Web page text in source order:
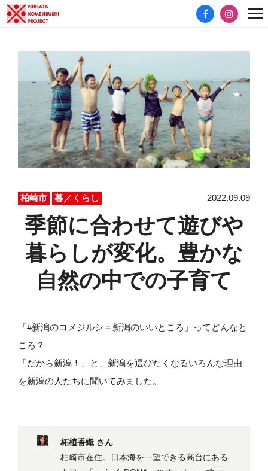
柏崎市 暮／くらし 2022.09.09
季節に合わせて遊びや
暮らしが変化。豊かな
自然の中での子育て
「#新潟のコメジルシ＝新潟のいいところ」ってどんなと
ころ？
「だから新潟！」と、新潟を選びたくなるいろんな理由
を新潟の人たちに聞いてみました。
柘植香織 さん
柏崎市在住。日本海を一望できる高台にある